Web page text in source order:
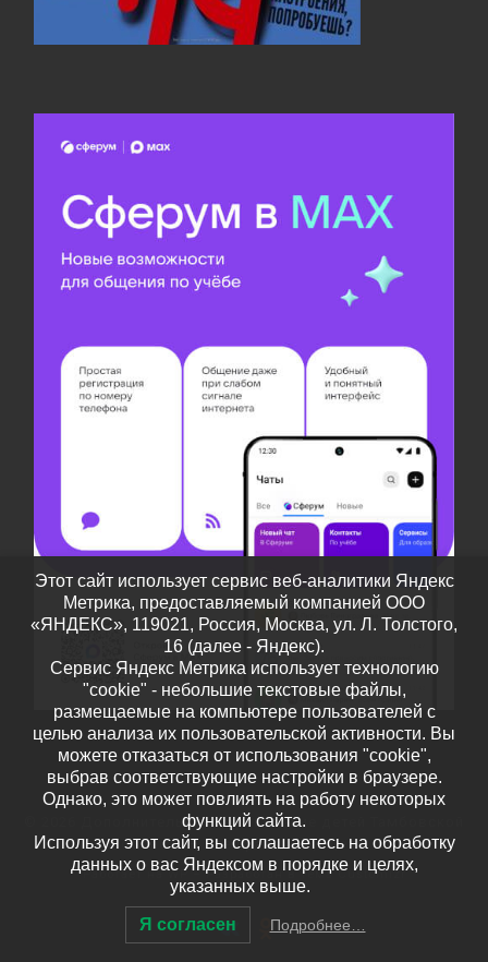
Дополнительное образование детей Тамбовской
области– Все права защищены
Работает наWP – Разработан вТема Customizr
Этот сайт использует сервис веб-аналитики Яндекс
Метрика, предоставляемый компанией ООО
«ЯНДЕКС», 119021, Россия, Москва, ул. Л. Толстого,
16 (далее - Яндекс).
Сервис Яндекс Метрика использует технологию
"cookie" - небольшие текстовые файлы,
размещаемые на компьютере пользователей с
целью анализа их пользовательской активности. Вы
можете отказаться от использования "cookie",
выбрав соответствующие настройки в браузере.
Однако, это может повлиять на работу некоторых
функций сайта.
Используя этот сайт, вы соглашаетесь на обработку
данных о вас Яндексом в порядке и целях,
указанных выше.
Я согласен Подробнее…